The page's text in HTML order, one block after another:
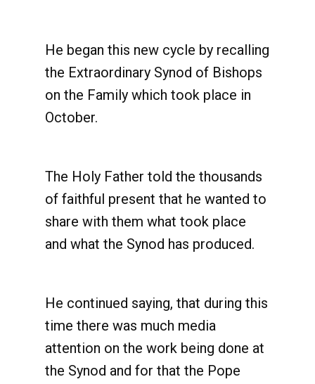
He began this new cycle by recalling
the Extraordinary Synod of Bishops
on the Family which took place in
October.
The Holy Father told the thousands
of faithful present that he wanted to
share with them what took place
and what the Synod has produced.
He continued saying, that during this
time there was much media
attention on the work being done at
the Synod and for that the Pope